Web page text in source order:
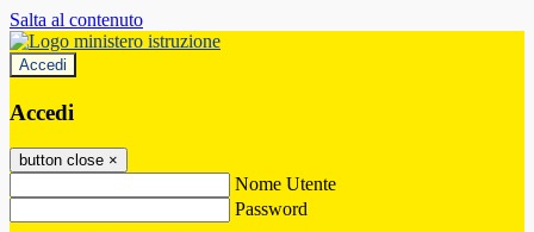
Salta al contenuto
Accedi
Accedi
button close ×
Nome Utente
Password